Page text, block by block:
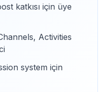
katkısı için üye
Activities
system için